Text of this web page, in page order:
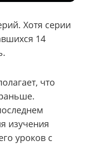
Хотя серии
14
что
изучения
уроков с